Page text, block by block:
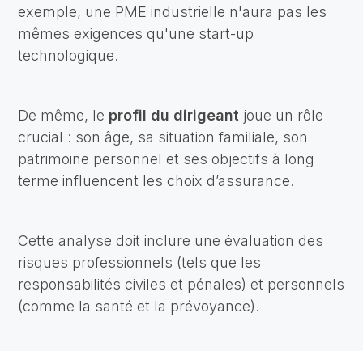
exemple, une PME industrielle n'aura pas les
mêmes exigences qu'une start-up
technologique.
De même, le profil du dirigeant joue un rôle
crucial : son âge, sa situation familiale, son
patrimoine personnel et ses objectifs à long
terme influencent les choix d’assurance.
Cette analyse doit inclure une évaluation des
risques professionnels (tels que les
responsabilités civiles et pénales) et personnels
(comme la santé et la prévoyance).